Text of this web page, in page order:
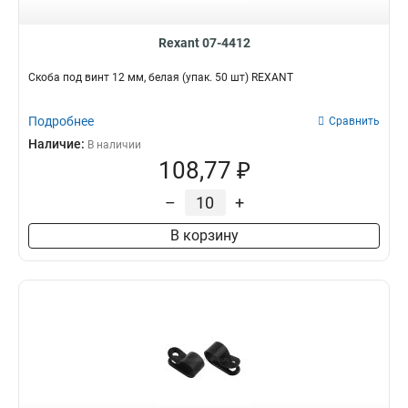
Rexant 07-4412
Скоба под винт 12 мм, белая (упак. 50 шт) REXANT
Подробнее Сравнить
Наличие: В наличии
108,77 ₽
– +
В корзину